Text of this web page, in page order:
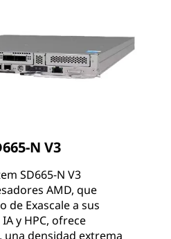
N V3
SD665-N V3
AMD, que
Exascale a sus
y HPC, ofrece
una densidad extrema